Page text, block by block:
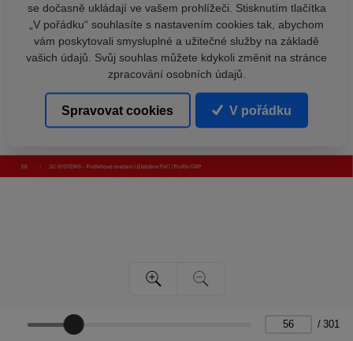
/ 301
se dočasně ukládají ve vašem prohlížeči. Stisknutím tlačítka
„V pořádku“ souhlasíte s nastavením cookies tak, abychom
vám poskytovali smysluplné a užitečné služby na základě
vašich údajů. Svůj souhlas můžete kdykoli změnit na stránce
zpracování osobních údajů.
Spravovat cookies V pořádku